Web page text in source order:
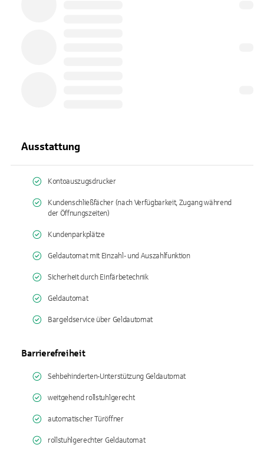
Ausstattung
Kontoauszugsdrucker
Kundenschließfächer (nach Verfügbarkeit, Zugang während
der Öffnungszeiten)
Kundenparkplätze
Geldautomat mit Einzahl- und Auszahlfunktion
Sicherheit durch Einfärbetechnik
Geldautomat
Bargeldservice über Geldautomat
Barrierefreiheit
Sehbehinderten-Unterstützung Geldautomat
weitgehend rollstuhlgerecht
automatischer Türöffner
rollstuhlgerechter Geldautomat